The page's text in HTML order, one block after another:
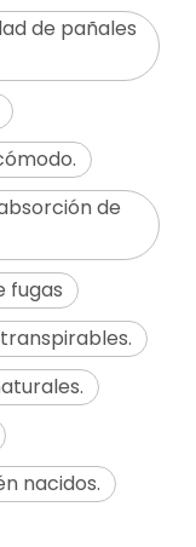
de pañales
de
fugas
nacidos.